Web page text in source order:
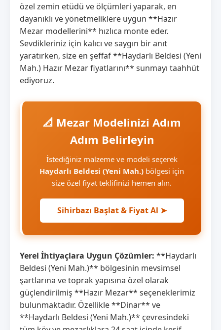
özel zemin etüdü ve ölçümleri yaparak, en
dayanıklı ve yönetmeliklere uygun **Hazır
Mezar modellerini** hızlıca monte eder.
Sevdikleriniz için kalıcı ve saygın bir anıt
yaratırken, size en şeffaf **Haydarlı Beldesi (Yeni
Mah.) Hazır Mezar fiyatlarını** sunmayı taahhüt
ediyoruz.
📐 Mezar Modelinizi Adım
Adım Belirleyin
İstediğiniz malzeme ve modeli seçerek
Haydarlı Beldesi (Yeni Mah.) bölgesi için
size özel fiyat teklifinizi hemen alın.
Sihirbazı Başlat & Fiyat Al ➤
Yerel İhtiyaçlara Uygun Çözümler: **Haydarlı
Beldesi (Yeni Mah.)** bölgesinin mevsimsel
şartlarına ve toprak yapısına özel olarak
güçlendirilmiş **Hazır Mezar** seçeneklerimiz
bulunmaktadır. Özellikle **Dinar** ve
**Haydarlı Beldesi (Yeni Mah.)** çevresindeki